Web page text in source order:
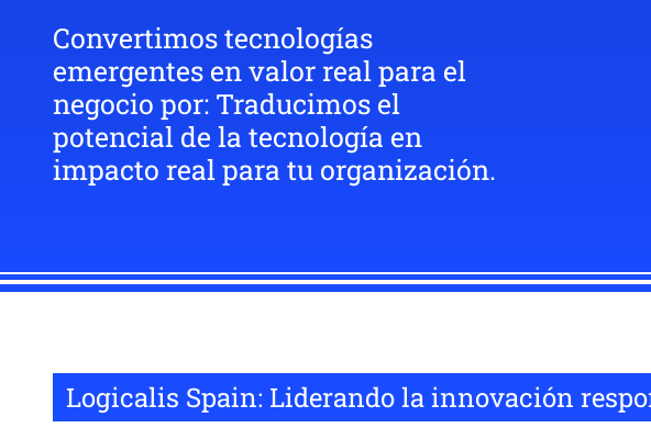
Convertimos tecnologías
emergentes en valor real para el
negocio por: Traducimos el
potencial de la tecnología en
impacto real para tu organización.
Logicalis Spain: Liderando la innovación